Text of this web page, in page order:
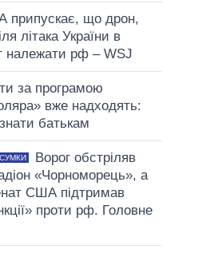
припускає, що дрон,
літака України в
належати рф – WSJ
за програмою
вже надходять:
батькам
Ворог обстріляв
«Чорноморець», а
США підтримав
проти рф. Головне